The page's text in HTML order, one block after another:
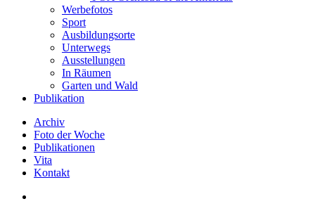
Werbefotos
Sport
Ausbildungsorte
Unterwegs
Ausstellungen
In Räumen
Garten und Wald
Publikation
Archiv
Foto der Woche
Publikationen
Vita
Kontakt